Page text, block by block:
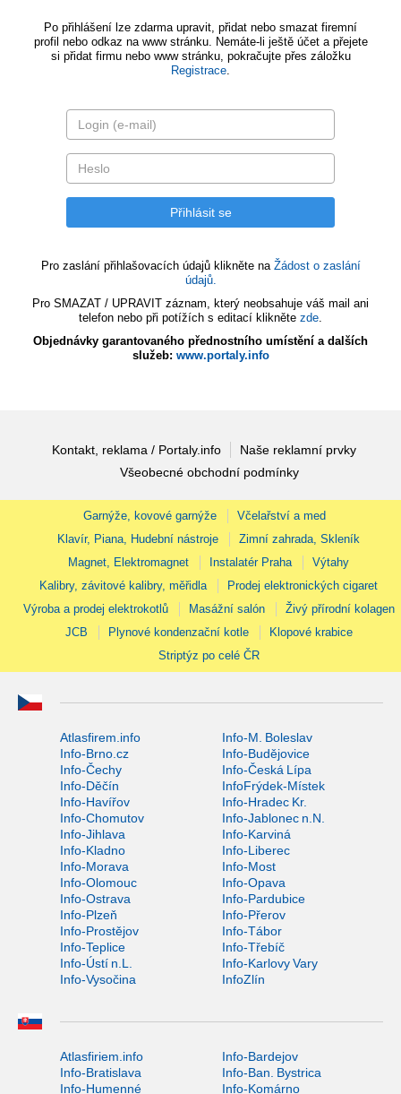
Po přihlášení lze zdarma upravit, přidat nebo smazat firemní
profil nebo odkaz na www stránku. Nemáte-li ještě účet a přejete
si přidat firmu nebo www stránku, pokračujte přes záložku
Registrace.
Pro zaslání přihlašovacích údajů klikněte na Žádost o zaslání
údajů.
Pro SMAZAT / UPRAVIT záznam, který neobsahuje váš mail ani
telefon nebo při potížích s editací klikněte zde.
Objednávky garantovaného přednostního umístění a dalších
služeb: www.portaly.info
Kontakt, reklama / Portaly.info
Naše reklamní prvky
Všeobecné obchodní podmínky
Garnýže, kovové garnýže
Včelařství a med
Klavír, Piana, Hudební nástroje
Zimní zahrada, Skleník
Magnet, Elektromagnet
Instalatér Praha
Výtahy
Kalibry, závitové kalibry, měřidla
Prodej elektronických cigaret
Výroba a prodej elektrokotlů
Masážní salón
Živý přírodní kolagen
JCB
Plynové kondenzační kotle
Klopové krabice
Striptýz po celé ČR
Atlasfirem.info
Info-M. Boleslav
Info-Brno.cz
Info-Budějovice
Info-Čechy
Info-Česká Lípa
Info-Děčín
InfoFrýdek-Místek
Info-Havířov
Info-Hradec Kr.
Info-Chomutov
Info-Jablonec n.N.
Info-Jihlava
Info-Karviná
Info-Kladno
Info-Liberec
Info-Morava
Info-Most
Info-Olomouc
Info-Opava
Info-Ostrava
Info-Pardubice
Info-Plzeň
Info-Přerov
Info-Prostějov
Info-Tábor
Info-Teplice
Info-Třebíč
Info-Ústí n.L.
Info-Karlovy Vary
Info-Vysočina
InfoZlín
Atlasfiriem.info
Info-Bardejov
Info-Bratislava
Info-Ban. Bystrica
Info-Humenné
Info-Komárno